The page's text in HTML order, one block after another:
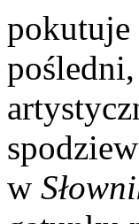
pokutuje
w